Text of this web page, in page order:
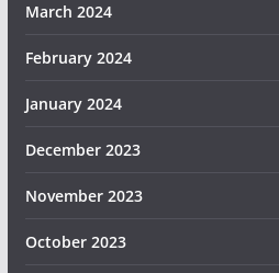
March 2024
February 2024
January 2024
December 2023
November 2023
October 2023